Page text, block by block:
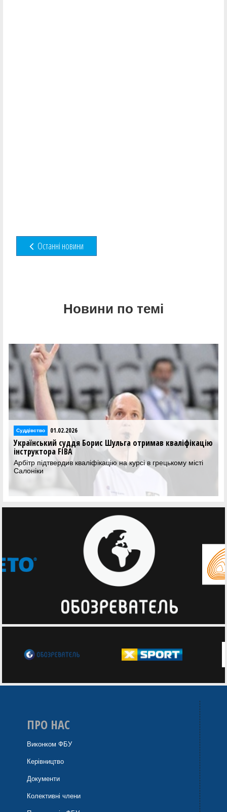
Останні новини
Новини по темі
кваліфікацію
місті
Суддівство 23.01.2026
Міжсезонний семінар арбітрів ліцензії А
Хмельницькому
Арбітри ліцензії А взяли участь у
який пройшов у Хмельницькому 22 січня.
ПРО НАС
Виконком ФБУ
Керівництво
Документи
Колективні члени